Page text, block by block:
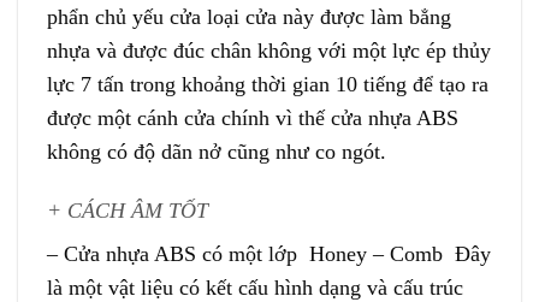
phẩn chủ yếu cửa loại cửa này được làm bẳng
nhựa và được đúc chân không với một lực ép thủy
lực 7 tấn trong khoảng thời gian 10 tiếng để tạo ra
được một cánh cửa chính vì thế cửa nhựa ABS
không có độ dãn nở cũng như co ngót.
+ CÁCH ÂM TỐT
– Cửa nhựa ABS có một lớp Honey – Comb Đây
là một vật liệu có kết cấu hình dạng và cấu trúc